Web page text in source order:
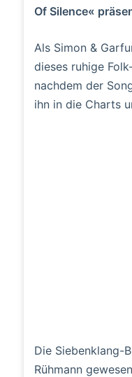
Of Silence«
Als Simon &
dieses ruhige
nachdem d​er
ihn in d​ie Charts
Die Siebenklang-
Rühmann